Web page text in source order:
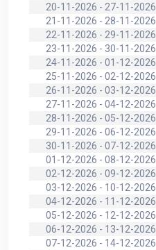
20-11-2026 - 27-11-2026
21-11-2026 - 28-11-2026
22-11-2026 - 29-11-2026
23-11-2026 - 30-11-2026
24-11-2026 - 01-12-2026
25-11-2026 - 02-12-2026
26-11-2026 - 03-12-2026
27-11-2026 - 04-12-2026
28-11-2026 - 05-12-2026
29-11-2026 - 06-12-2026
30-11-2026 - 07-12-2026
01-12-2026 - 08-12-2026
02-12-2026 - 09-12-2026
03-12-2026 - 10-12-2026
04-12-2026 - 11-12-2026
05-12-2026 - 12-12-2026
06-12-2026 - 13-12-2026
07-12-2026 - 14-12-2026